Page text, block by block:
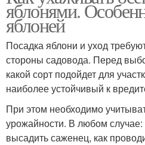
яблонями.
яблоней
Посадка яблони и уход
стороны садовода. Перед
какой сорт подойдет для
наиболее устойчивый к
При этом необходимо
урожайности. В любом случае:
высадить саженец, как